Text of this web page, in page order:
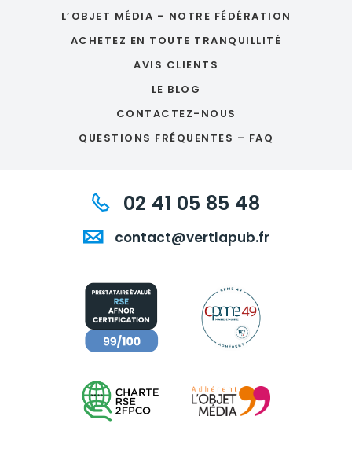
L’OBJET MÉDIA – NOTRE FÉDÉRATION
ACHETEZ EN TOUTE TRANQUILLITÉ
AVIS CLIENTS
LE BLOG
CONTACTEZ-NOUS
QUESTIONS FRÉQUENTES – FAQ
02 41 05 85 48
contact@vertlapub.fr